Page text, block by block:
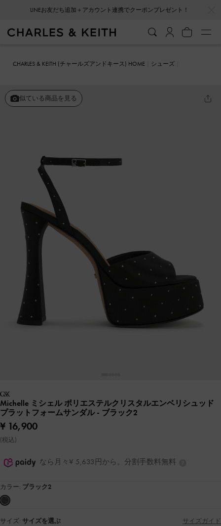
LINEお友だち追加＋アカウント連携でクーポンプレゼント！
CHARLES & KEITH (チャールズアンドキース) HOME
シューズ
似ている商品を見る
Michelle ミシェル ポリエステルクリスタルエンベリシュッド
プラットフォームサンダル- ブラック2
¥ 16,900
(税込)
なら月々¥ 5,633円から。分割手数料無料
カラー: ブラック2
サイズ: サイズを選ぶ サイズガイド